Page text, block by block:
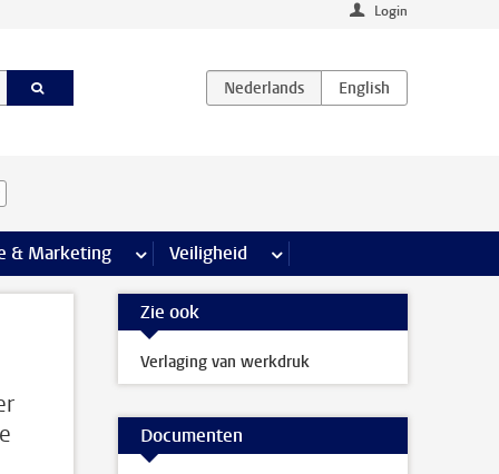
Login
& Marketing meer Communicatie & Marketing pagina’s
Veiligheid meer Veiligheid pagina’s
Zie ook
Verlaging van werkdruk
Documenten